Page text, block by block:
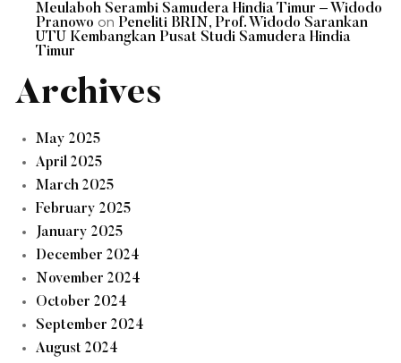
Meulaboh Serambi Samudera Hindia Timur – Widodo
Pranowo on Peneliti BRIN, Prof. Widodo Sarankan
UTU Kembangkan Pusat Studi Samudera Hindia
Timur
Archives
May 2025
April 2025
March 2025
February 2025
January 2025
December 2024
November 2024
October 2024
September 2024
August 2024